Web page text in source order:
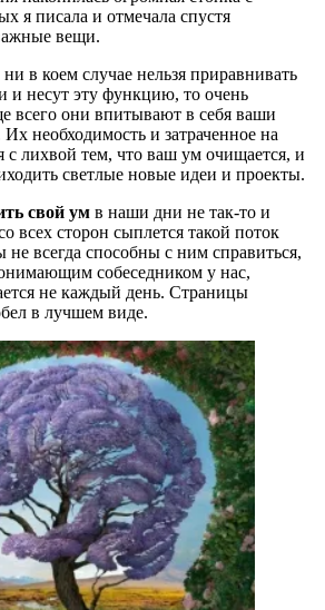
я писала и отмечала спустя
вещи.
в коем случае нельзя приравнивать
и несут эту функцию, то очень
всего они впитывают в себя ваши
необходимость и затраченное на
с лихвой тем, что ваш ум очищается, и
светлые новые идеи и проекты.
свой умв наши дни не так-то и
всех сторон сыплется такой поток
всегда способны с ним справиться,
собеседником у нас,
не каждый день. Страницы
в лучшем виде.